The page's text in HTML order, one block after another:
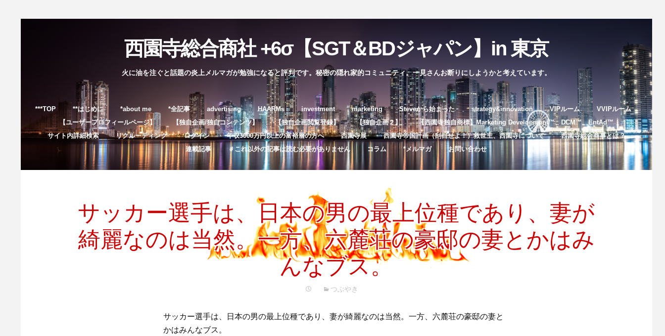
西園寺総合商社 +6σ【SGT＆BDジャパン】in 東京
火に油を注ぐと話題の炎上メルマガが勉強になると評判です。秘密の隠れ家的コミュニティ。一見さんお断りにしようかと考えています。
コ
ン
テ
ン
キ
ッ
***TOP **はじめに *about me *全記事 advertising HAARMs investment marketing Steveから始まった strategy&innovation VIPルーム
VVIPルーム
【ユーザープロフィールページ】
【独自企画/独自コンテンツ】 【独自企画閲覧登録】 【独自企画２】
【西園寺独自商標】Marketing Development™️、DCM™️、EntAd™️
サイト内詳細検索
リクルーティング ログイン 年収3000万円以上の富裕層の方へ 西園寺展 西園寺帝国計画（刮目せよ！）救世主、西園寺について
西園寺総合商事とは？
連載記事
＃これ以外の記事は読む必要がありません コラム *メルマガ お問い合わせ
サッカー選手は、日本の男の最上位種であり、妻が
綺麗なのは当然。一方、六麓荘の豪邸の妻とかはみ
んなブス。
つぶやき
サッカー選手は、日本の男の最上位種であり、妻が綺麗なのは当然。一方、六麓荘の豪邸の妻と
かはみんなブス。